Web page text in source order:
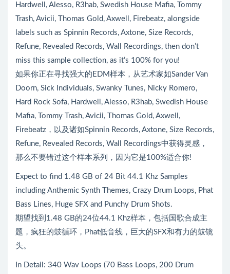
Hardwell, Alesso, R3hab, Swedish House Mafia, Tommy
Trash, Avicii, Thomas Gold, Axwell, Firebeatz, alongside
labels such as Spinnin Records, Axtone, Size Records,
Refune, Revealed Records, Wall Recordings, then don’t
miss this sample collection, as it’s 100% for you!
如果你正在寻找强大的EDM样本，从艺术家如Sander Van
Doorn, Sick Individuals, Swanky Tunes, Nicky Romero,
Hard Rock Sofa, Hardwell, Alesso, R3hab, Swedish House
Mafia, Tommy Trash, Avicii, Thomas Gold, Axwell,
Firebeatz，以及诸如Spinnin Records, Axtone, Size Records,
Refune, Revealed Records, Wall Recordings中获得灵感，
那么不要错过这个样本系列，因为它是100%适合你!
Expect to find 1.48 GB of 24 Bit 44.1 Khz Samples
including Anthemic Synth Themes, Crazy Drum Loops, Phat
Bass Lines, Huge SFX and Punchy Drum Shots.
期望找到1.48 GB的24位44.1 Khz样本，包括国歌合成主
题，疯狂的鼓循环，Phat低音线，巨大的SFX和有力的鼓镜
头。
In Detail: 340 Wav Loops (70 Bass Loops, 200 Drum